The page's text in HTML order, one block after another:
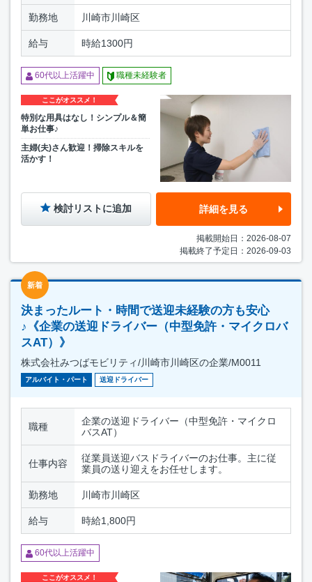
勤務地 川崎市川崎区
給与 時給1300円
60代以上活躍中 職種未経験者
ここがオススメ！
特別な用具はなし！シンプル＆簡
単お仕事♪
主婦(夫)さん歓迎！掃除スキルを
活かす！
検討リストに追加 詳細を見る
掲載開始日：2026-08-07
掲載終了予定日：2026-09-03
新着
決まったルート・時間で送迎未経験の方も安心
♪《企業の送迎ドライバー（中型免許・マイクロバ
スAT）》
株式会社みつばモビリティ/川崎市川崎区の企業/M0011
アルバイト・パート 送迎ドライバー
職種
企業の送迎ドライバー（中型免許・マイクロ
バスAT）
仕事内容
従業員送迎バスドライバーのお仕事。主に従
業員の送り迎えをお任せします。
勤務地 川崎市川崎区
給与 時給1,800円
60代以上活躍中
ここがオススメ！